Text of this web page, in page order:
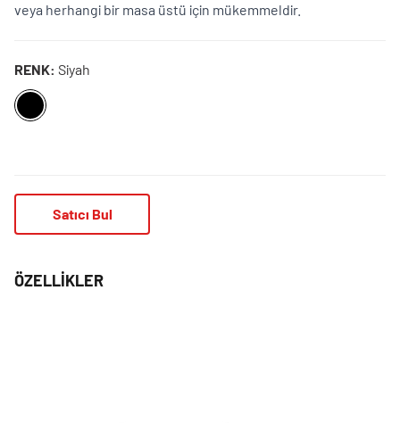
veya herhangi bir masa üstü için mükemmeldir.
RENK: Siyah
Satıcı Bul
ÖZELLIKLER